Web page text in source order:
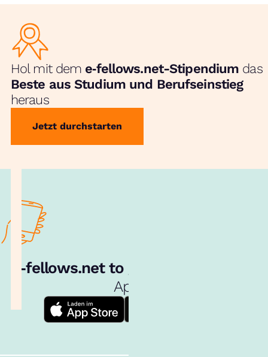
Hol mit dem e‑fellows.net-Stipendium das
Beste aus Studium und Berufseinstieg
heraus
Jetzt durchstarten
e‑fellows.net to go:
App!